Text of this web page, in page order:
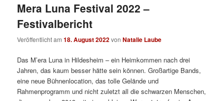
Mera Luna Festival 2022 –
Festivalbericht
Veröffentlicht am18. August 2022vonNatalie Laube
Das M’era Luna in Hildesheim – ein Heimkommen nach drei
Jahren, das kaum besser hätte sein können. Großartige Bands,
eine neue Bühnenlocation, das tolle Gelände und
Rahmenprogramm und nicht zuletzt all die schwarzen Menschen,